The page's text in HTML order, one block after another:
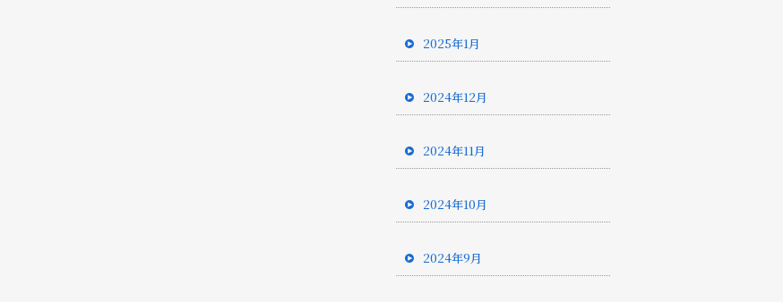
2025年1月
2024年12月
2024年11月
2024年10月
2024年9月